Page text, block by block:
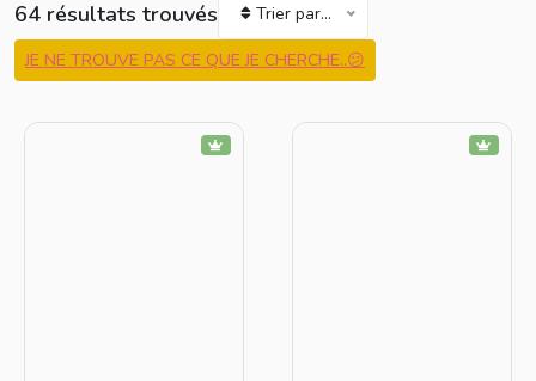
64 résultats trouvés Trier par...
JE NE TROUVE PAS CE QUE JE CHERCHE..😕